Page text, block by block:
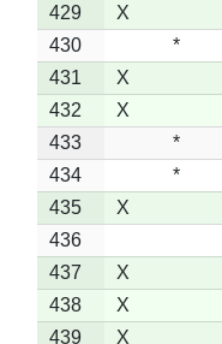
429
X
430
*
431
X
432
X
433
*
434
*
435
X
436
437
X
438
X
439
X